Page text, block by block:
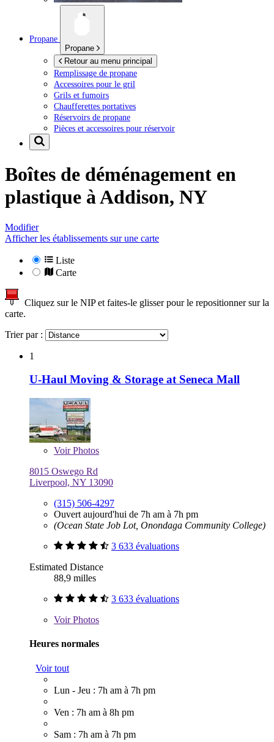
Propane
Propane
Retour au menu principal
Remplissage de propane
Accessoires pour le gril
Grils et fumoirs
Chaufferettes portatives
Réservoirs de propane
Pièces et accessoires pour réservoir
Boîtes de déménagement en
plastique àAddison, NY
Modifier
Afficher les établissements sur une carte
Liste
Carte
Cliquez sur le NIP et faites-le glisser pour le repositionner sur la
carte.
Trier par :
1
U-Haul Moving & Storage at Seneca Mall
VoirPhotos
8015 Oswego Rd
Liverpool, NY 13090
(315) 506-4297
Ouvert aujourd'hui de 7h am à 7h pm
(Ocean State Job Lot, Onondaga Community College)
3 633 évaluations
Estimated Distance
88,9 milles
3 633 évaluations
VoirPhotos
Heures normales
Voir tout
Lun - Jeu : 7h am à 7h pm
Ven : 7h am à 8h pm
Sam : 7h am à 7h pm